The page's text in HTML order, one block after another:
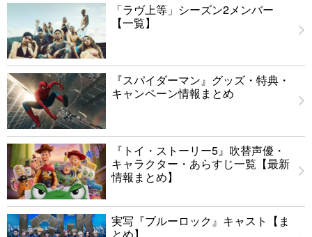
「ラヴ上等」シーズン2メンバー
【一覧】
『スパイダーマン』グッズ・特典・
キャンペーン情報まとめ
『トイ・ストーリー5』吹替声優・
キャラクター・あらすじ一覧【最新
情報まとめ】
実写『ブルーロック』キャスト【ま